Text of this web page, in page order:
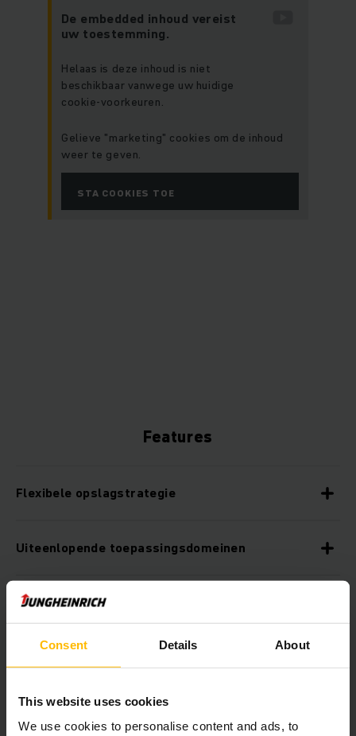
Consent Details About
This website uses cookies
We use cookies to personalise content and ads, to
De embedded inhoud vereist
uw toestemming.
Helaas is deze inhoud is niet
beschikbaar vanwege uw huidige
cookie-voorkeuren.
Gelieve "marketing" cookies om de inhoud
weer te geven.
STA COOKIES TOE
Features
Flexibele opslagstrategie
Uiteenlopende toepassingsdomeinen
Maximale ruimtebenutting